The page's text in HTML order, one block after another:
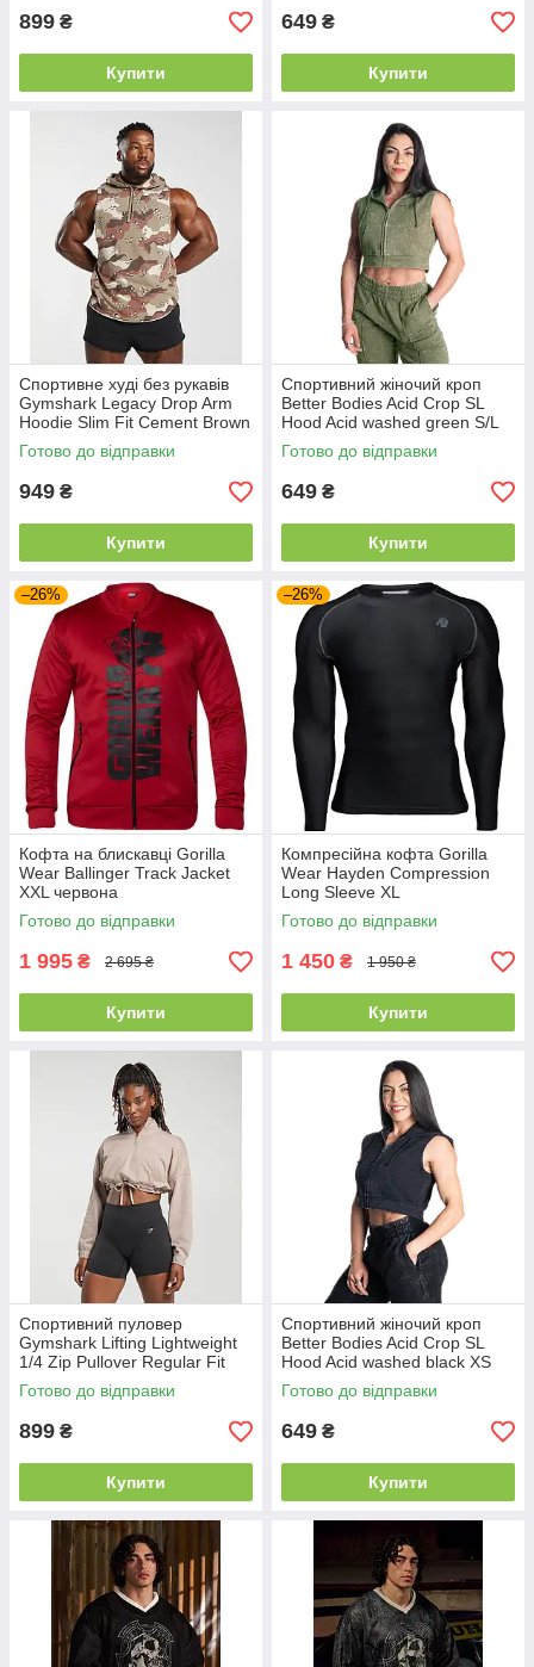
899 ₴
Купити
649 ₴
Купити
Спортивне худі без рукавів
Gymshark Legacy Drop Arm
Hoodie Slim Fit Cement Brown
М
Готово до відправки
949 ₴
Купити
Спортивний жіночий кроп
Better Bodies Acid Crop SL
Hood Acid washed green S/L
Готово до відправки
649 ₴
Купити
–26%
Кофта на блискавці Gorilla
Wear Ballinger Track Jacket
XXL червона
Готово до відправки
1 995 ₴ 2 695 ₴
Купити
–26%
Компресійна кофта Gorilla
Wear Hayden Compression
Long Sleeve XL
Готово до відправки
1 450 ₴ 1 950 ₴
Купити
Спортивний пуловер
Gymshark Lifting Lightweight
1/4 Zip Pullover Regular Fit
Stone Pink M
Готово до відправки
899 ₴
Купити
Спортивний жіночий кроп
Better Bodies Acid Crop SL
Hood Acid washed black XS
Готово до відправки
649 ₴
Купити